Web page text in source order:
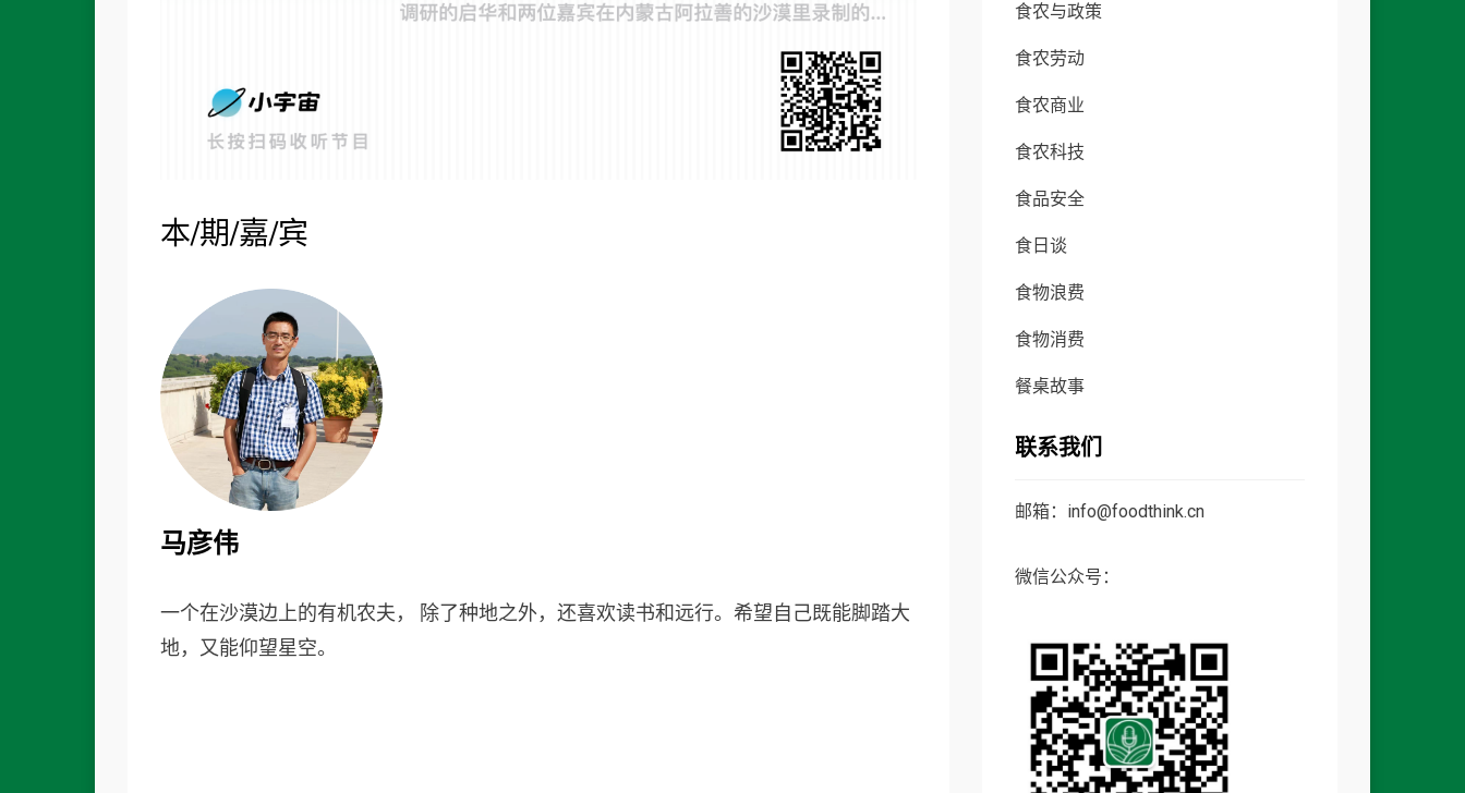
本/期/嘉/宾
马彦伟
一个在沙漠边上的有机农夫， 除了种地之外，还喜欢读书和远行。希望自己既能脚踏大
地，又能仰望星空。
食农与政策
食农劳动
食农商业
食农科技
食品安全
食日谈
食物浪费
食物消费
餐桌故事
联系我们
邮箱：info@foodthink.cn
微信公众号：